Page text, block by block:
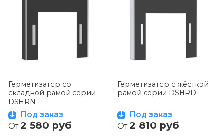
Герметизатор со
складной рамой серии
DSHRN
Под заказ
От 2 580 руб
Герметизатор с жёсткой
рамой серии DSHRD
Под заказ
От 2 810 руб